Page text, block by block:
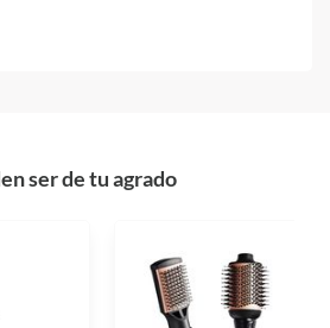
ser de tu agrado